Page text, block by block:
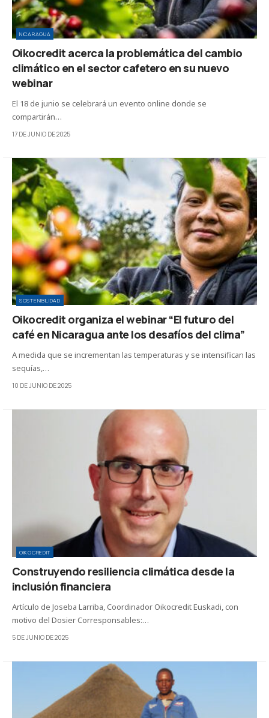
NICARAGUA
Oikocredit acerca la problemática del cambio
climático en el sector cafetero en su nuevo
webinar
El 18 de junio se celebrará un evento online donde se
compartirán…
17 DE JUNIO DE 2025
SOSTENIBILIDAD
Oikocredit organiza el webinar “El futuro del
café en Nicaragua ante los desafíos del clima”
A medida que se incrementan las temperaturas y se intensifican las
sequías,…
10 DE JUNIO DE 2025
OIKOCREDIT
Construyendo resiliencia climática desde la
inclusión financiera
Artículo de Joseba Larriba, Coordinador Oikocredit Euskadi, con
motivo del Dosier Corresponsables:…
5 DE JUNIO DE 2025